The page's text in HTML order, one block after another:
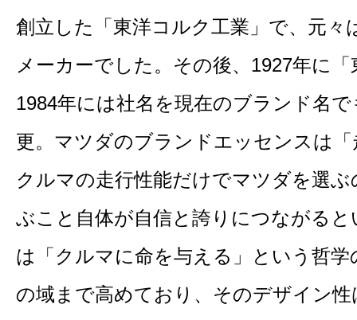
創立した「東洋コルク工業」で、元
メーカーでした。その後、1927年に
1984年には社名を現在のブランド名
更。マツダのブランドエッセンスは
クルマの走行性能だけでマツダを選
ぶこと自体が自信と誇りにつながる
は「クルマに命を与える」という哲
の域まで高めており、そのデザイン